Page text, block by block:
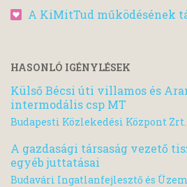
A KiMitTud működésének
HASONLÓ IGÉNYLÉSEK
Külső Bécsi úti villamos és
intermodális csp MT
Budapesti Közlekedési Központ Zrt.
A gazdasági társaság vezető
egyéb juttatásai
Budavári Ingatlanfejlesztő és